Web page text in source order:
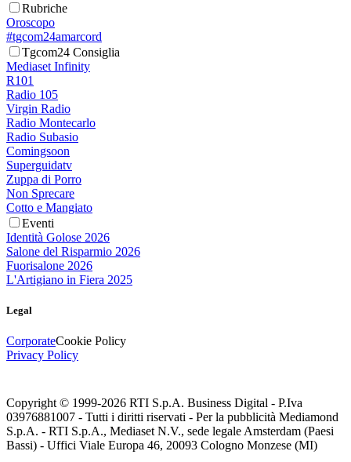
Rubriche
Oroscopo
#tgcom24amarcord
Tgcom24 Consiglia
Mediaset Infinity
R101
Radio 105
Virgin Radio
Radio Montecarlo
Radio Subasio
Comingsoon
Superguidatv
Zuppa di Porro
Non Sprecare
Cotto e Mangiato
Eventi
Identità Golose 2026
Salone del Risparmio 2026
Fuorisalone 2026
L'Artigiano in Fiera 2025
Legal
CorporateCookie Policy
Privacy Policy
Copyright © 1999-2026 RTI S.p.A. Business Digital - P.Iva
03976881007 - Tutti i diritti riservati - Per la pubblicità Mediamond
S.p.A. - RTI S.p.A., Mediaset N.V., sede legale Amsterdam (Paesi
Bassi) - Uffici Viale Europa 46, 20093 Cologno Monzese (MI)